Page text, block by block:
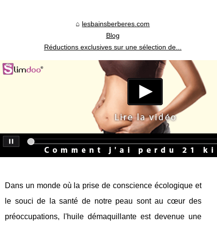
lesbainsberberes.com
Blog
Réductions exclusives sur une sélection de...
Dans un monde où la prise de conscience écologique et
le souci de la santé de notre peau sont au cœur des
préoccupations, l'huile démaquillante est devenue une